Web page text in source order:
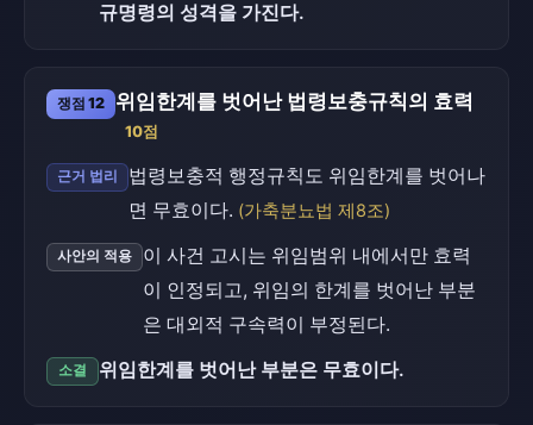
규명령의 성격을 가진다.
쟁점 12 위임한계를 벗어난 법령보충규칙의 효력
10점
근거 법리
법령보충적 행정규칙도 위임한계를 벗어나
면 무효이다. (가축분뇨법 제8조)
사안의 적용
이 사건 고시는 위임범위 내에서만 효력
이 인정되고, 위임의 한계를 벗어난 부분
은 대외적 구속력이 부정된다.
소결 위임한계를 벗어난 부분은 무효이다.